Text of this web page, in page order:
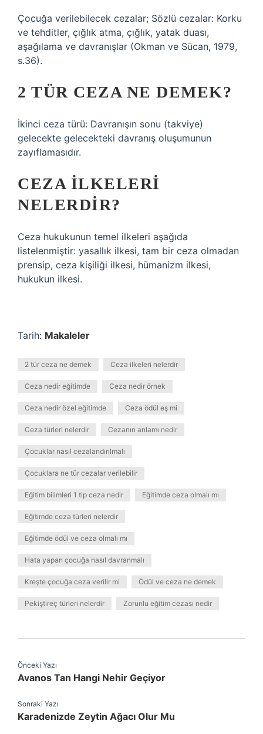
Çocuğa verilebilecek cezalar; Sözlü cezalar: Korku
ve tehditler, çığlık atma, çığlık, yatak duası,
aşağılama ve davranışlar (Okman ve Sücan, 1979,
s.36).
2 TÜR CEZA NE DEMEK?
İkinci ceza türü: Davranışın sonu (takviye)
gelecekte gelecekteki davranış oluşumunun
zayıflamasıdır.
CEZA ILKELERI
NELERDIR?
Ceza hukukunun temel ilkeleri aşağıda
listelenmiştir: yasallık ilkesi, tam bir ceza olmadan
prensip, ceza kişiliği ilkesi, hümanizm ilkesi,
hukukun ilkesi.
Tarih: Makaleler
2 tür ceza ne demek Ceza ilkeleri nelerdir
Ceza nedir eğitimde Ceza nedir örnek
Ceza nedir özel eğitimde Ceza ödül eş mi
Ceza türleri nelerdir Cezanın anlamı nedir
Çocuklar nasıl cezalandırılmalı
Çocuklara ne tür cezalar verilebilir
Eğitim bilimleri 1 tip ceza nedir Eğitimde ceza olmalı mı
Eğitimde ceza türleri nelerdir
Eğitimde ödül ve ceza olmalı mı
Hata yapan çocuğa nasıl davranmalı
Kreşte çocuğa ceza verilir mi Ödül ve ceza ne demek
Pekiştireç türleri nelerdir Zorunlu eğitim cezası nedir
Önceki Yazı
Avanos Tan Hangi Nehir Geçiyor
Sonraki Yazı
Karadenizde Zeytin Ağacı Olur Mu